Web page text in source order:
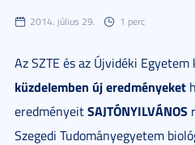
2014. július 29. 1 perc
Az SZTE és az Újvidéki Egyetem
küzdelemben új eredményeket
eredményeitSAJTÓNYILVÁNOS
Szegedi Tudományegyetem